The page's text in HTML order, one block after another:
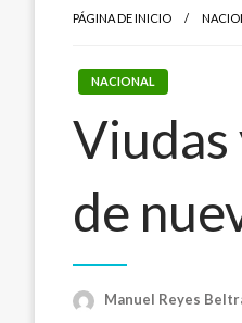
PÁGINA DE INICIO
NACIONAL
Viudas
de
Manuel Reyes